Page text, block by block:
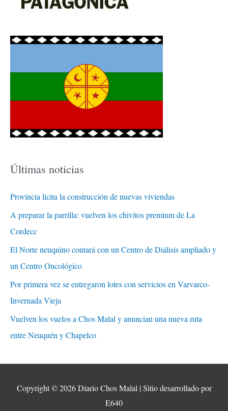
Últimas noticias
Provincia licita la construcción de nuevas viviendas
A preparar la parrilla: vuelven los chivitos premium de La
Cordecc
El Norte neuquino contará con un Centro de Diálisis ampliado y
un Centro Oncológico
Por primera vez se entregaron lotes con servicios en Varvarco-
Invernada Vieja
Vuelven los vuelos a Chos Malal y anuncian una nueva ruta
entre Neuquén y Chapelco
Copyright © 2026Diario Chos Malal | Sitio desarrollado por
E640